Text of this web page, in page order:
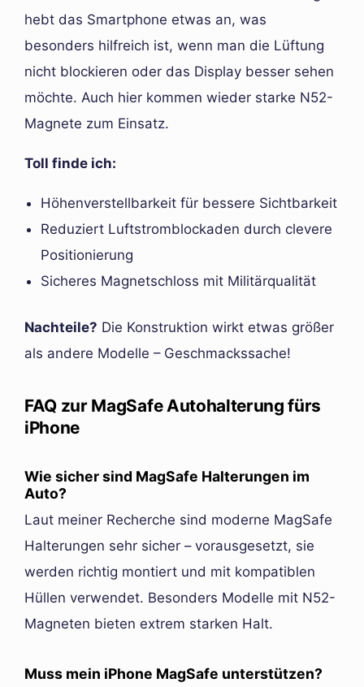
hebt das Smartphone etwas an, was
besonders hilfreich ist, wenn man die Lüftung
nicht blockieren oder das Display besser sehen
möchte. Auch hier kommen wieder starke N52-
Magnete zum Einsatz.
Toll finde ich:
Höhenverstellbarkeit für bessere Sichtbarkeit
Reduziert Luftstromblockaden durch clevere
Positionierung
Sicheres Magnetschloss mit Militärqualität
Nachteile? Die Konstruktion wirkt etwas größer
als andere Modelle – Geschmackssache!
FAQ zur MagSafe Autohalterung fürs
iPhone
Wie sicher sind MagSafe Halterungen im
Auto?
Laut meiner Recherche sind moderne MagSafe
Halterungen sehr sicher – vorausgesetzt, sie
werden richtig montiert und mit kompatiblen
Hüllen verwendet. Besonders Modelle mit N52-
Magneten bieten extrem starken Halt.
Muss mein iPhone MagSafe unterstützen?